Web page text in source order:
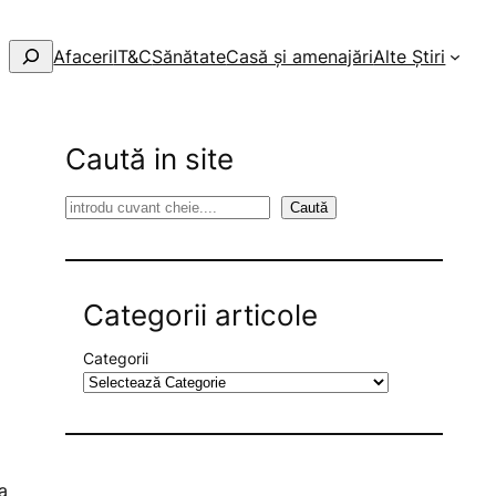
AfaceriIT&CSănătateCasă și amenajăriAlte Știri
Caută in site
S
a
Caută
Categorii articole
Categorii